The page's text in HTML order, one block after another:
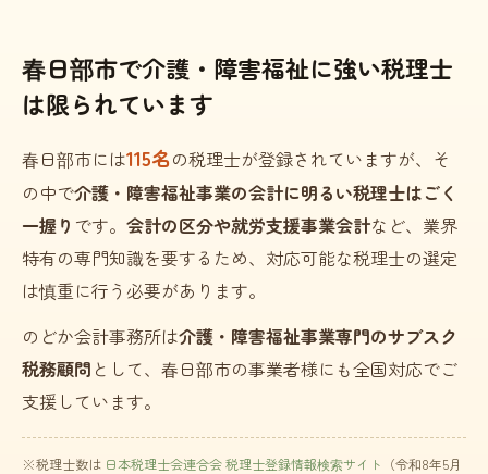
春日部市で介護・障害福祉に強い税理士
は限られています
春日部市には115名の税理士が登録されていますが、そ
の中で介護・障害福祉事業の会計に明るい税理士はごく
一握り です。 会計の区分や就労支援事業会計など、業界
特有の専門知識を要するため、対応可能な税理士の選定
は慎重に行う必要があります。
のどか会計事務所は介護・障害福祉事業専門のサブスク
税務顧問 として、春日部市の事業者様にも全国対応でご
支援しています。
※税理士数は 日本税理士会連合会 税理士登録情報検索サイト （令和8年5月